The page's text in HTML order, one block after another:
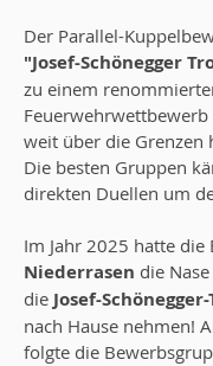
Der Parallel-
"Josef-Schönegger
zu einem
weit über die Grenzen
Die besten Gruppen
direkten Duellen um
Im Jahr 2025 hatte die
Niederrasen die
die Josef-
nach Hause nehmen!
folgte die